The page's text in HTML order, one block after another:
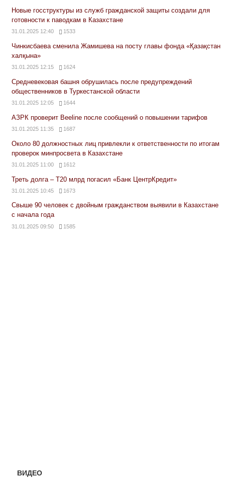
Новые госструктуры из служб гражданской защиты создали для
готовности к паводкам в Казахстане
31.01.2025 12:40 1533
Чинкисбаева сменила Жамишева на посту главы фонда «Қазақстан
халқына»
31.01.2025 12:15 1624
Средневековая башня обрушилась после предупреждений
общественников в Туркестанской области
31.01.2025 12:05 1644
АЗРК проверит Beeline после сообщений о повышении тарифов
31.01.2025 11:35 1687
Около 80 должностных лиц привлекли к ответственности по итогам
проверок минпросвета в Казахстане
31.01.2025 11:00 1612
Треть долга – Т20 млрд погасил «Банк ЦентрКредит»
31.01.2025 10:45 1673
Свыше 90 человек с двойным гражданством выявили в Казахстане
с начала года
31.01.2025 09:50 1585
ВИДЕО